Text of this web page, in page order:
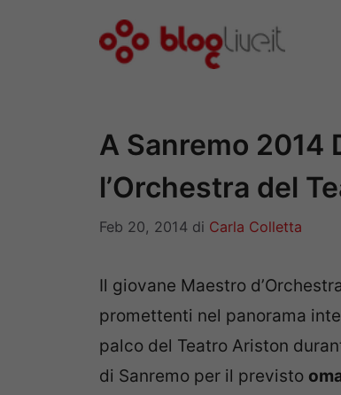
A Sanremo 2014
l’Orchestra del
Feb 20, 2014 di Carla Colletta
Il giovane Maestro
promettenti nel panorama
palco del Teatro Ariston
di Sanremo per il previsto